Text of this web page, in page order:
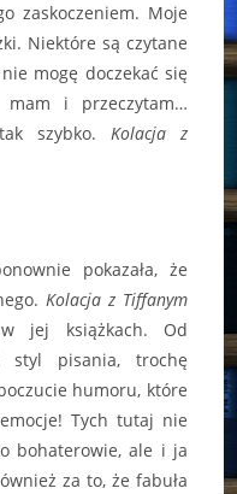
zaskoczeniem. Moje
Niektóre są czytane
mogę doczekać się
i przeczytam…
szybko. Kolacja z
pokazała, że
Kolacja z Tiffanym
jej książkach. Od
styl pisania, trochę
humoru, które
Tych tutaj nie
bohaterowie, ale i ja
za to, że fabuła